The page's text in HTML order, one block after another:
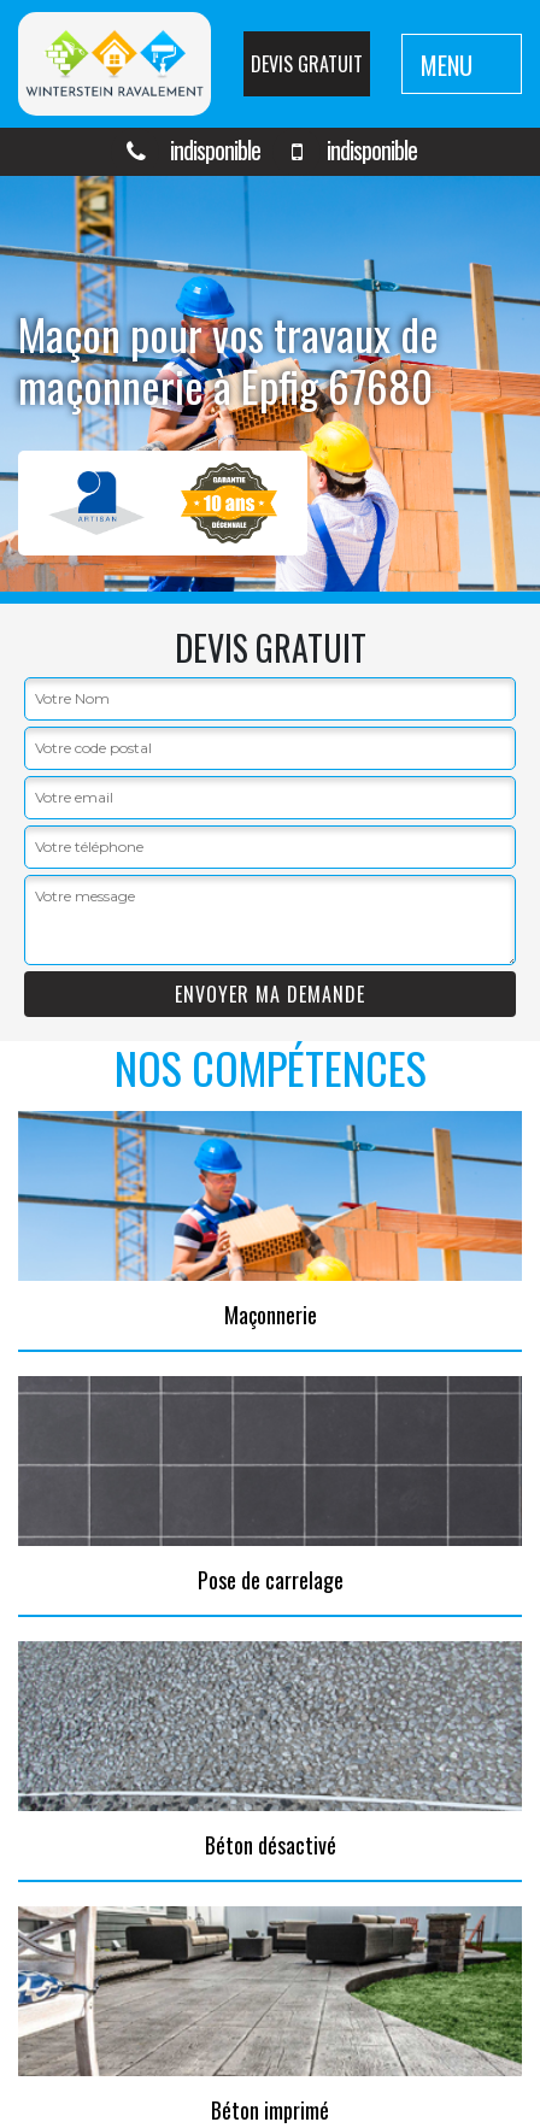
DEVIS GRATUIT MENU
indisponible indisponible
Maçon pour vos travaux de
maçonnerie à Epfig 67680
DEVIS GRATUIT
NOS COMPÉTENCES
Maçonnerie
Pose de carrelage
Béton désactivé
Béton imprimé